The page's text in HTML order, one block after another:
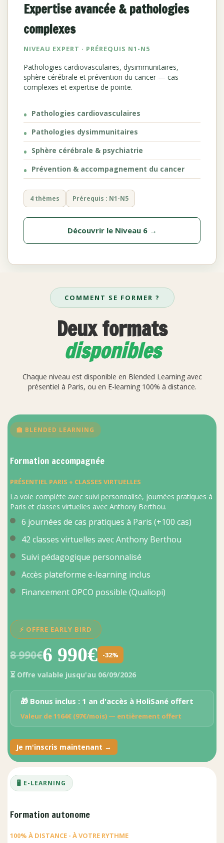
Expertise avancée & pathologies
complexes
NIVEAU EXPERT · PRÉREQUIS N1-N5
Pathologies cardiovasculaires, dysimmunitaires,
sphère cérébrale et prévention du cancer — cas
complexes et expertise de pointe.
Pathologies cardiovasculaires
Pathologies dysimmunitaires
Sphère cérébrale & psychiatrie
Prévention & accompagnement du cancer
4 thèmes Prérequis : N1-N5
Découvrir le Niveau 6 →
COMMENT SE FORMER ?
Deux formats
disponibles
Chaque niveau est disponible en Blended Learning avec
présentiel à Paris, ou en E-learning 100% à distance.
🏫 BLENDED LEARNING
Formation accompagnée
PRÉSENTIEL PARIS + CLASSES VIRTUELLES
La voie complète avec suivi personnalisé, journées pratiques à
Paris et classes virtuelles avec Anthony Berthou.
6 journées de cas pratiques à Paris (+100 cas)
42 classes virtuelles avec Anthony Berthou
Suivi pédagogique personnalisé
Accès plateforme e-learning inclus
Financement OPCO possible (Qualiopi)
⚡ OFFRE EARLY BIRD
8 990€6 990€ -32%
⏳ Offre valable jusqu'au 06/09/2026
🎁 Bonus inclus : 1 an d'accès à HoliSané offert
Valeur de 1164€ (97€/mois) — entièrement offert
Je m'inscris maintenant →
🖥️ E-LEARNING
Formation autonome
100% À DISTANCE - À VOTRE RYTHME